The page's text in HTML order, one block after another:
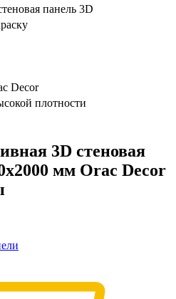
панель 3D
Decor
плотности
3D стеновая
мм Orac Decor